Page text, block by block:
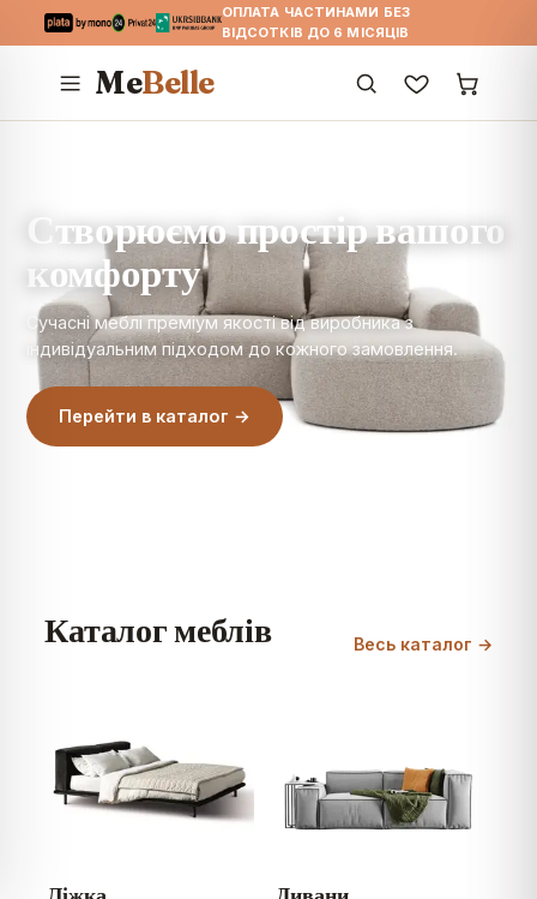
ОПЛАТА ЧАСТИНАМИ БЕЗ
ВІДСОТКІВ ДО 6 МІСЯЦІВ
MeBelle
Створюємо простір вашого
комфорту
Сучасні меблі преміум якості від виробника з
індивідуальним підходом до кожного замовлення.
Перейти в каталог →
Каталог меблів Весь каталог →